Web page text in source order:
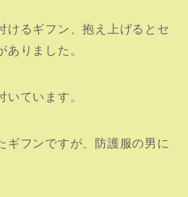
けるギフン、抱え上げるとセ
ありました。
ています。
ギフンですが、防護服の男に